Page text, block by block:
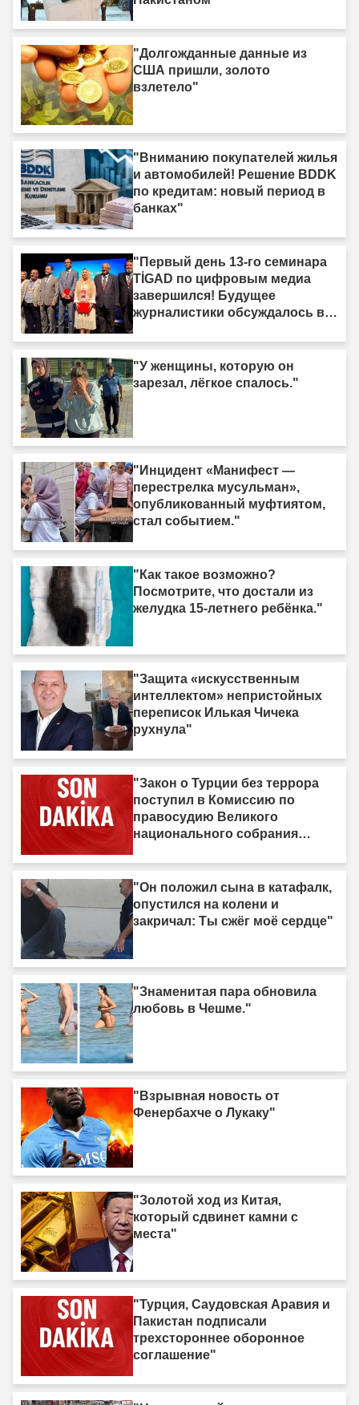
"Долгожданные данные из
США пришли, золото
взлетело"
"Вниманию покупателей жилья
и автомобилей! Решение BDDK
по кредитам: новый период в
банках"
"Первый день 13-го семинара
TİGAD по цифровым медиа
завершился! Будущее
журналистики обсуждалось в
"У женщины, которую он
зарезал, лёгкое спалось."
"Инцидент «Манифест —
перестрелка мусульман»,
опубликованный муфтиятом,
стал событием."
"Как такое возможно?
Посмотрите, что достали из
желудка 15-летнего ребёнка."
"Защита «искусственным
интеллектом» непристойных
переписок Илькая Чичека
рухнула"
"Закон о Турции без террора
поступил в Комиссию по
правосудию Великого
национального собрания
"Он положил сына в катафалк,
опустился на колени и
закричал: Ты сжёг моё сердце"
"Знаменитая пара обновила
любовь в Чешме."
"Взрывная новость от
Фенербахче о Лукаку"
"Золотой ход из Китая,
который сдвинет камни с
места"
"Турция, Саудовская Аравия и
Пакистан подписали
трехстороннее оборонное
соглашение"